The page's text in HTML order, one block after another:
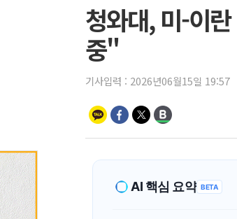
청와대, 미-이
중"
기사입력 : 2026년06월15일 19:57
AI 핵심 요약 BETA